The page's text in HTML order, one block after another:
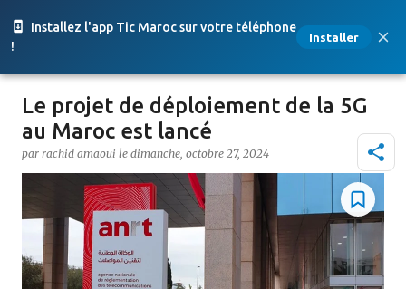
Installez l'app Tic Maroc sur votre téléphone
!
Installer
Accéder au contenu principal
Le projet de déploiement de la 5G
au Maroc est lancé
par rachid amaoui le dimanche, octobre 27, 2024